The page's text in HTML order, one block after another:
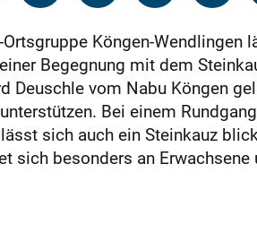
Köngen-
Begegnung mit dem
Deuschle vom Nabu Köngen
Bei einem
sich auch ein Steinkauz
sich besonders an